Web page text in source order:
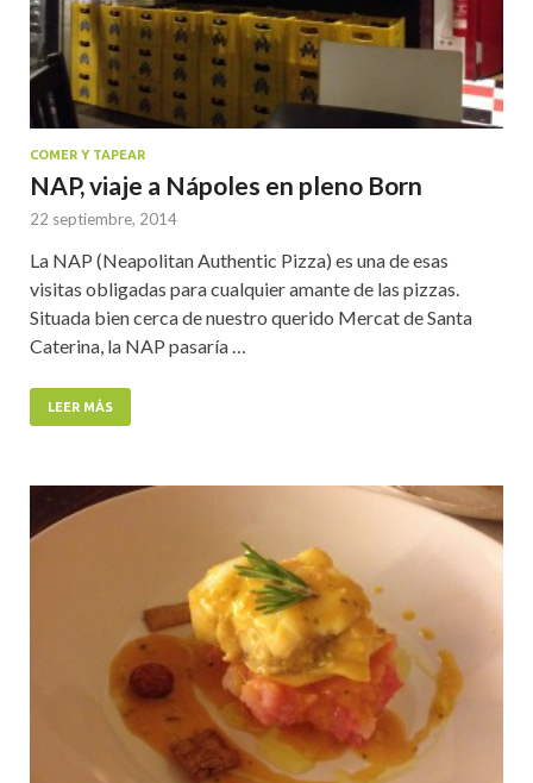
COMER Y TAPEAR
NAP, viaje a Nápoles en pleno Born
22 septiembre, 2014
La NAP (Neapolitan Authentic Pizza) es una de esas
visitas obligadas para cualquier amante de las pizzas.
Situada bien cerca de nuestro querido Mercat de Santa
Caterina, la NAP pasaría …
LEER MÁS